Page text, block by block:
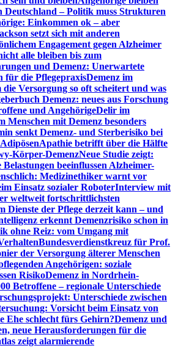
Deutschland – Politik muss Strukturen
Einkommen ok – aber
setzt sich mit anderen
Engagement gegen Alzheimer
alle bleiben bis zum
und Demenz: Unerwartete
für die PflegepraxisDemenz im
Versorgung so oft scheitert und was
Demenz: neues aus Forschung
und AngehörigeDelir im
Menschen mit Demenz besonders
senkt Demenz- und Sterberisiko bei
Apathie betrifft über die Hälfte
Körper-DemenzNeue Studie zeigt:
beeinflussen Alzheimer-
Medizinethiker warnt vor
Einsatz sozialer RoboterInterview mit
weltweit fortschrittlichsten
Dienste der Pflege derzeit kann – und
erkennt Demenzrisiko schon in
ohne Reiz: vom Umgang mit
Bundesverdienstkreuz für Prof.
der Versorgung älterer Menschen
Angehörigen: soziale
RisikoDemenz in Nordrhein-
Betroffene – regionale Unterschiede
Unterschiede zwischen
Vorsicht beim Einsatz von
Ehe schlecht fürs Gehirn?Demenz und
neue Herausforderungen für die
zeigt alarmierende